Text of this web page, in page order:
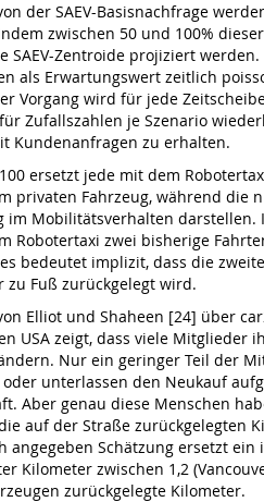
der SAEV-Basisnachfrage
zwischen 50 und 100%
SAEV-Zentroide projiziert
als Erwartungswert zeitlich
Vorgang wird für jede
Zufallszahlen je Szenario
Kundenanfragen zu erhalten.
ersetzt jede mit dem
privaten Fahrzeug, während die
im Mobilitätsverhalten darstellen.
Robotertaxi zwei bisherige
bedeutet implizit, dass die
zu Fuß zurückgelegt wird.
Elliot und Shaheen [24] über
USA zeigt, dass viele Mitglieder
Nur ein geringer Teil der
oder unterlassen den Neukauf
Aber genau diese Menschen
auf der Straße zurückgelegten
angegeben Schätzung ersetzt ein
Kilometer zwischen 1,2
zurückgelegte Kilometer.